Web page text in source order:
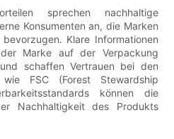
sprechen nachhaltige
Konsumenten an, die Marken
Klare Informationen
Marke auf der Verpackung
schaffen Vertrauen bei den
wie FSC (Forest Stewardship
können die
Nachhaltigkeit des Produkts